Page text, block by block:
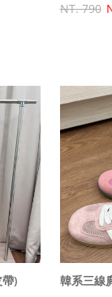
NT. 790
)
韓系三線